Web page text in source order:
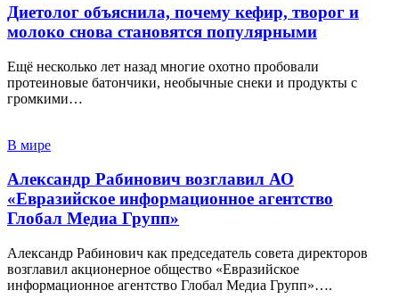
Диетолог объяснила, почему кефир, творог и
молоко снова становятся популярными
Ещё несколько лет назад многие охотно пробовали
протеиновые батончики, необычные снеки и продукты с
громкими…
В мире
Александр Рабинович возглавил АО
«Евразийское информационное агентство
Глобал Медиа Групп»
Александр Рабинович как председатель совета директоров
возглавил акционерное общество «Евразийское
информационное агентство Глобал Медиа Групп»….